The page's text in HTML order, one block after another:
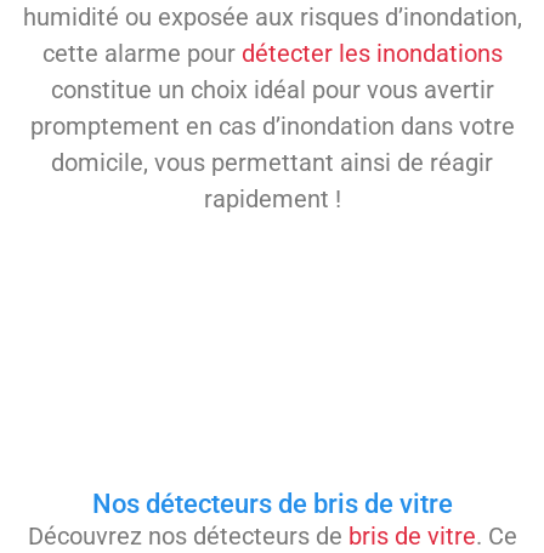
humidité ou exposée aux risques d’inondation,
cette alarme pour détecter les inondations
constitue un choix idéal pour vous avertir
promptement en cas d’inondation dans votre
domicile, vous permettant ainsi de réagir
rapidement !
Nos détecteurs de bris de vitre
Découvrez nos détecteurs de bris de vitre. Ce